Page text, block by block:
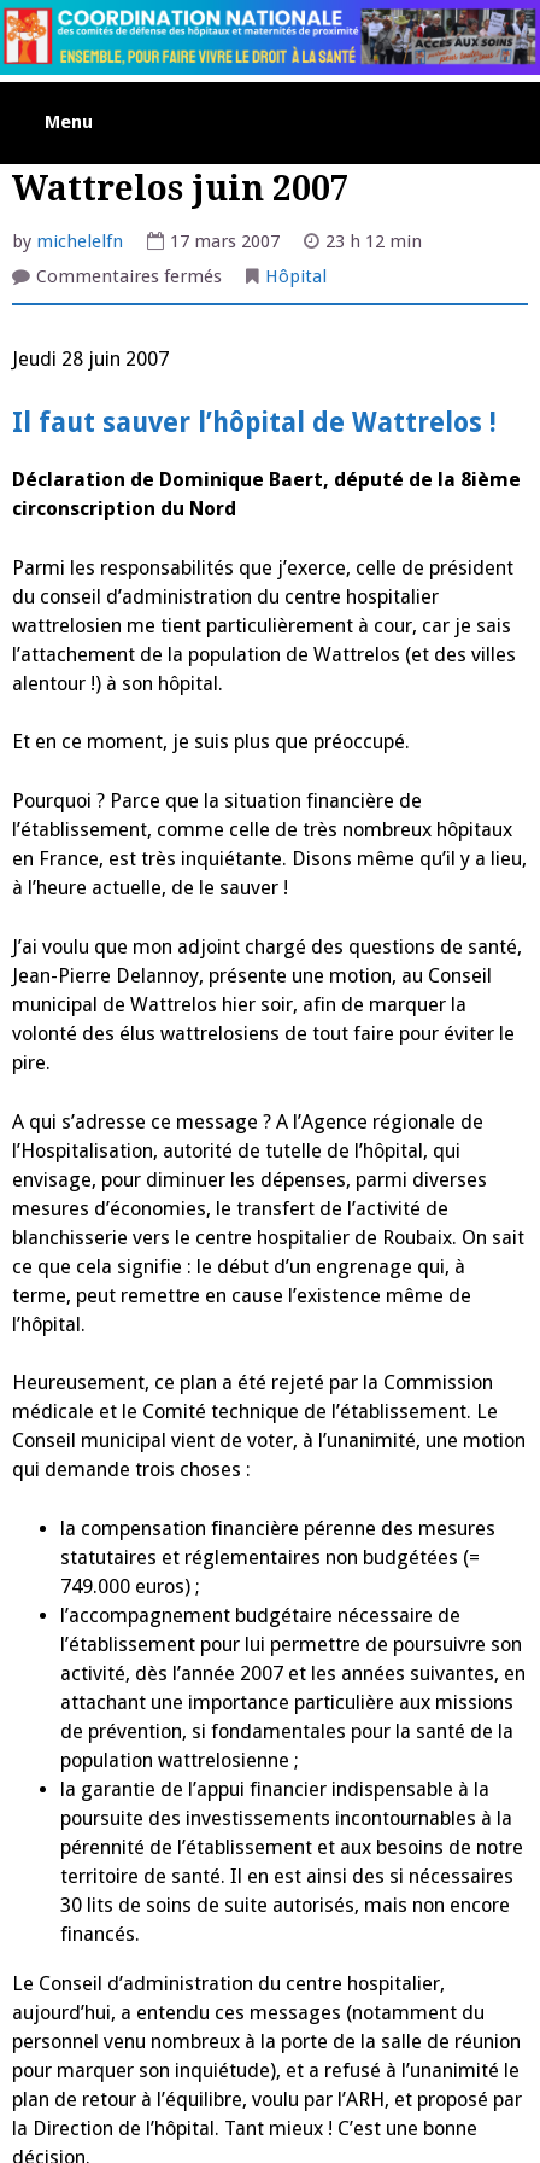
Skip
to
content
Menu
Wattrelos juin 2007
by michelelfn 17 mars 2007
23 h 12 min
Commentaires ferméssur
Wattrelos
juin
Hôpital
Jeudi 28 juin 2007
Il faut sauver l’hôpital de Wattrelos !
Déclaration de Dominique Baert, député de la 8ième
circonscription du Nord
Parmi les responsabilités que j’exerce, celle de président
du conseil d’administration du centre hospitalier
wattrelosien me tient particulièrement à cour, car je sais
l’attachement de la population de Wattrelos (et des villes
alentour !) à son hôpital.
Et en ce moment, je suis plus que préoccupé.
Pourquoi ? Parce que la situation financière de
l’établissement, comme celle de très nombreux hôpitaux
en France, est très inquiétante. Disons même qu’il y a lieu,
à l’heure actuelle, de le sauver !
J’ai voulu que mon adjoint chargé des questions de santé,
Jean-Pierre Delannoy, présente une motion, au Conseil
municipal de Wattrelos hier soir, afin de marquer la
volonté des élus wattrelosiens de tout faire pour éviter le
pire.
A qui s’adresse ce message ? A l’Agence régionale de
l’Hospitalisation, autorité de tutelle de l’hôpital, qui
envisage, pour diminuer les dépenses, parmi diverses
mesures d’économies, le transfert de l’activité de
blanchisserie vers le centre hospitalier de Roubaix. On sait
ce que cela signifie : le début d’un engrenage qui, à
terme, peut remettre en cause l’existence même de
l’hôpital.
Heureusement, ce plan a été rejeté par la Commission
médicale et le Comité technique de l’établissement. Le
Conseil municipal vient de voter, à l’unanimité, une motion
qui demande trois choses :
la compensation financière pérenne des mesures
statutaires et réglementaires non budgétées (=
749.000 euros) ;
l’accompagnement budgétaire nécessaire de
l’établissement pour lui permettre de poursuivre son
activité, dès l’année 2007 et les années suivantes, en
attachant une importance particulière aux missions
de prévention, si fondamentales pour la santé de la
population wattrelosienne ;
la garantie de l’appui financier indispensable à la
poursuite des investissements incontournables à la
pérennité de l’établissement et aux besoins de notre
territoire de santé. Il en est ainsi des si nécessaires
30 lits de soins de suite autorisés, mais non encore
financés.
Le Conseil d’administration du centre hospitalier,
aujourd’hui, a entendu ces messages (notamment du
personnel venu nombreux à la porte de la salle de réunion
pour marquer son inquiétude), et a refusé à l’unanimité le
plan de retour à l’équilibre, voulu par l’ARH, et proposé par
la Direction de l’hôpital. Tant mieux ! C’est une bonne
décision.